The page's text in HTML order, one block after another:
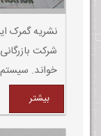
نشریه گمرک
شرکت
خواند. سیستم
برگزاری
ثبت شناسه
بیشتر